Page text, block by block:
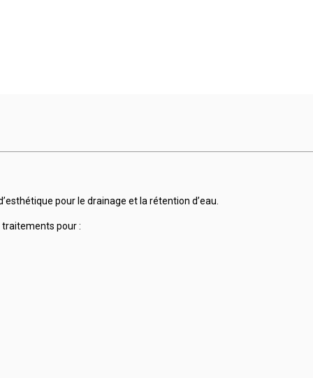
pour le drainage et la rétention d’eau.
traitements pour :